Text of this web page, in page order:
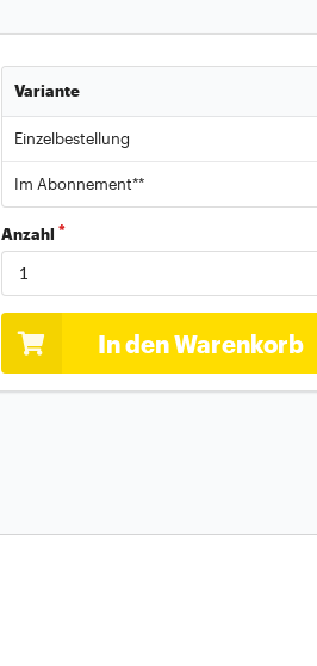
Variante
Einzelbestellung
Im Abonnement**
Anzahl
In den Warenkorb